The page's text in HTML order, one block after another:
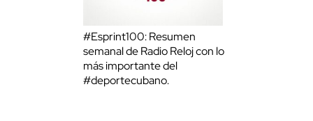
#Esprint100: Resumen
semanal de Radio Reloj con lo
más importante del
#deportecubano.